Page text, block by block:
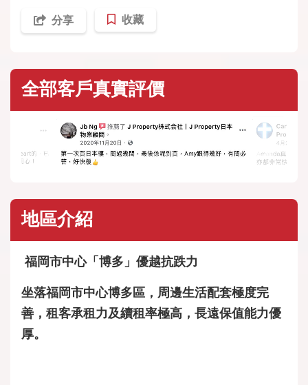
分享 收藏
全部客戶真實評價
地區介紹
福岡市中心「博多」優越抗跌力
坐落福岡市中心博多區，周邊生活配套極度完
善，租客承租力及續租率極高，長遠保值能力優
厚。